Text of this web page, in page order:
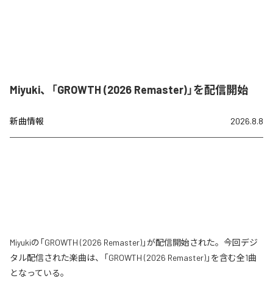
Miyuki、「GROWTH (2026 Remaster)」を配信開始
新曲情報 2026.8.8
Miyukiの「GROWTH (2026 Remaster)」が配信開始された。今回デジ
タル配信された楽曲は、「GROWTH (2026 Remaster)」を含む全1曲
となっている。